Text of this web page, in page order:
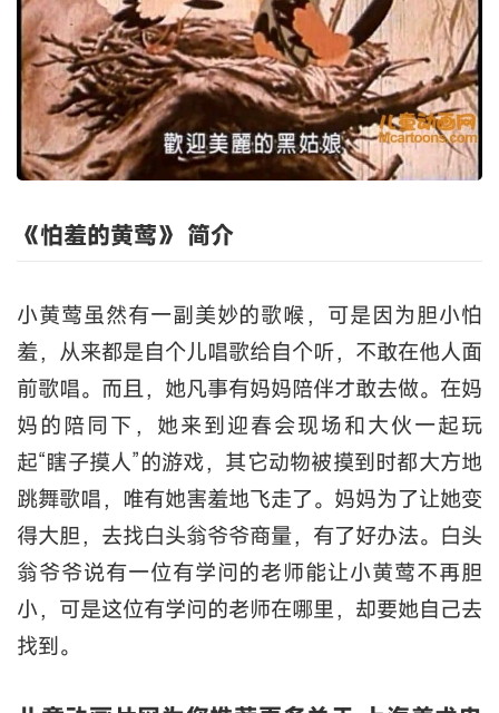
《怕羞的黄莺》 简介
小黄莺虽然有一副美妙的歌喉，可是因为胆小怕
羞，从来都是自个儿唱歌给自个听，不敢在他人面
前歌唱。而且，她凡事有妈妈陪伴才敢去做。在妈
妈的陪同下，她来到迎春会现场和大伙一起玩
起“瞎子摸人”的游戏，其它动物被摸到时都大方地
跳舞歌唱，唯有她害羞地飞走了。妈妈为了让她变
得大胆，去找白头翁爷爷商量，有了好办法。白头
翁爷爷说有一位有学问的老师能让小黄莺不再胆
小，可是这位有学问的老师在哪里，却要她自己去
找到。